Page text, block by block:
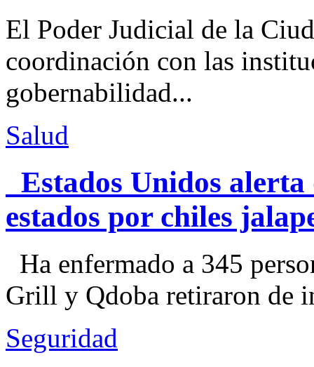
El Poder Judicial de la
coordinación con las
gobernabilidad...
Salud
Estados Unidos alerta
estados por chiles
Ha enfermado a 345
Grill y Qdoba retiraron de
Seguridad